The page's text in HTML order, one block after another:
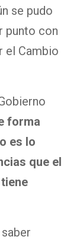
se pudo
punto con
el Cambio
forma
es lo
que el